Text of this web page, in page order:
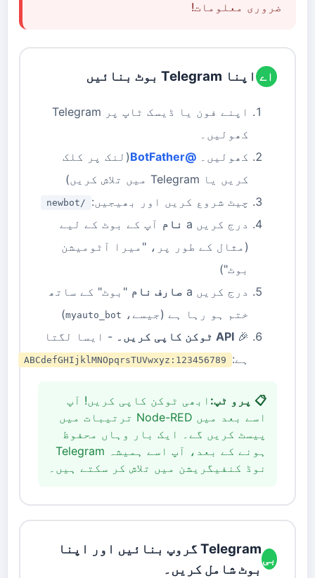
ضروری معلومات!
اے اپنا Telegram بوٹ بنائیں
اپنے فون یا ڈیسک ٹاپ پر Telegram
کھولیں۔
کھولیں۔ @BotFather
(لنک پر کلک
کریں یا Telegram میں تلاش کریں)
چیٹ شروع کریں اور بھیجیں:
/newbot
درج کریں a نام آپ کے بوٹ کے لیے
(مثال کے طور پر، "میرا آٹومیشن
بوٹ")
درج کریں a
صارف نام "بوٹ" کے ساتھ
ختم ہو رہا ہے (جیسے،
myauto_bot
)
🎉 API ٹوکن کاپی کریں۔
- ایسا لگتا
ہے:
123456789:ABCdefGHIjklMNOpqrsTUVwxyz
📋 پرو ٹپ: ابھی ٹوکن کاپی کریں! آپ
اسے بعد میں Node-RED ترتیبات میں
پیسٹ کریں گے۔ ایک بار وہاں محفوظ
ہونے کے بعد، آپ اسے ہمیشہ Telegram
نوڈ کنفیگریشن میں تلاش کر سکتے ہیں۔
بی
Telegram گروپ بنائیں اور اپنا
بوٹ شامل کریں۔